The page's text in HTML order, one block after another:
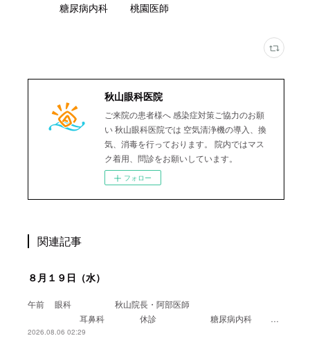
糖尿病内科 桃園医師
秋山眼科医院
ご来院の患者様へ 感染症対策ご協力のお願
い 秋山眼科医院では 空気清浄機の導入、換
気、消毒を行っております。 院内ではマス
ク着用、問診をお願いしています。
フォロー
関連記事
８月１９日（水）
午前 眼科 秋山院長・阿部医師
耳鼻科 休診 糖尿病内科 …
2026.08.06 02:29